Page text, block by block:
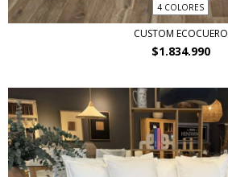
4 COLORES
CUSTOM ECOCUERO
$1.834.990